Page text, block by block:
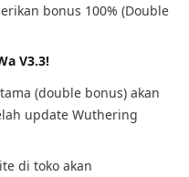
bonus 100% (Double
V3.3!
(double bonus) akan
update Wuthering
di toko akan